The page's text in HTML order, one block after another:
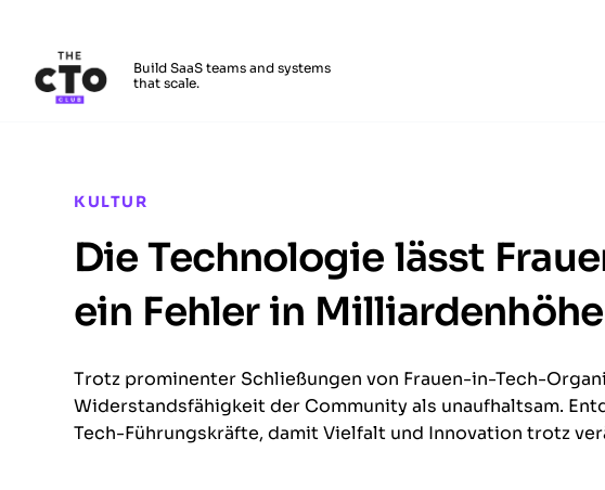
Build SaaS teams and systems
that scale.
KULTUR
Die Technologie lässt
ein Fehler in Milliardenhöhe
Trotz prominenter Schließungen von Frauen-in-Tech-
Widerstandsfähigkeit der Community als unaufhaltsam.
Tech-Führungskräfte, damit Vielfalt und Innovation trotz